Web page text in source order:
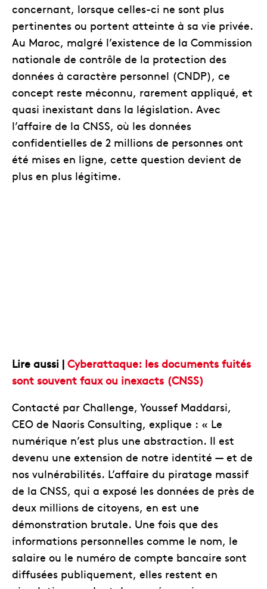
concernant, lorsque celles-ci ne sont plus
pertinentes ou portent atteinte à sa vie privée.
Au Maroc, malgré l’existence de la Commission
nationale de contrôle de la protection des
données à caractère personnel (CNDP), ce
concept reste méconnu, rarement appliqué, et
quasi inexistant dans la législation. Avec
l’affaire de la CNSS, où les données
confidentielles de 2 millions de personnes ont
été mises en ligne, cette question devient de
plus en plus légitime.
Lire aussi | Cyberattaque: les documents fuités
sont souvent faux ou inexacts (CNSS)
Contacté par Challenge, Youssef Maddarsi,
CEO de Naoris Consulting, explique : « Le
numérique n’est plus une abstraction. Il est
devenu une extension de notre identité — et de
nos vulnérabilités. L’affaire du piratage massif
de la CNSS, qui a exposé les données de près de
deux millions de citoyens, en est une
démonstration brutale. Une fois que des
informations personnelles comme le nom, le
salaire ou le numéro de compte bancaire sont
diffusées publiquement, elles restent en